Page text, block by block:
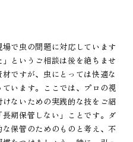
で虫の問題に対応しています
というご相談は後を絶ちませ
ですが、虫にとっては快適な
います。ここでは、プロの視
ないための実践的な技をご紹
期保管しない」ことです。ダ
保管のためのものと考え、不